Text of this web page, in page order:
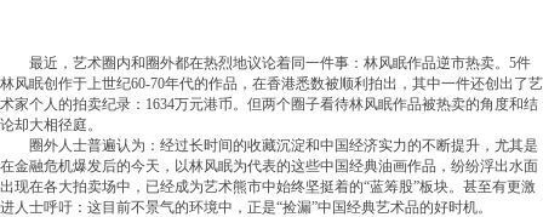
最近，艺术圈内和圈外都在热烈地议论着同一件事：林风眠作品逆市热卖。5件
林风眠创作于上世纪60-70年代的作品，在香港悉数被顺利拍出，其中一件还创出了艺
术家个人的拍卖纪录：1634万元港币。但两个圈子看待林风眠作品被热卖的角度和结
论却大相径庭。
圈外人士普遍认为：经过长时间的收藏沉淀和中国经济实力的不断提升，尤其是
在金融危机爆发后的今天，以林风眠为代表的这些中国经典油画作品，纷纷浮出水面
出现在各大拍卖场中，已经成为艺术熊市中始终坚挺着的“蓝筹股”板块。甚至有更激
进人士呼吁：这目前不景气的环境中，正是“捡漏”中国经典艺术品的好时机。